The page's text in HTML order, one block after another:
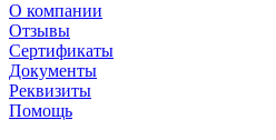
О компании
Отзывы
Сертификаты
Документы
Реквизиты
Помощь